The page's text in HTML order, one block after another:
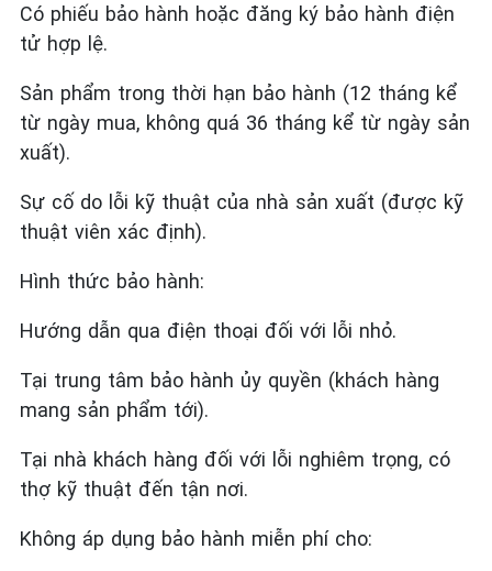
Có phiếu bảo hành hoặc đăng ký bảo hành điện
tử hợp lệ.
Sản phẩm trong thời hạn bảo hành (12 tháng kể
từ ngày mua, không quá 36 tháng kể từ ngày sản
xuất).
Sự cố do lỗi kỹ thuật của nhà sản xuất (được kỹ
thuật viên xác định).
Hình thức bảo hành:
Hướng dẫn qua điện thoại đối với lỗi nhỏ.
Tại trung tâm bảo hành ủy quyền (khách hàng
mang sản phẩm tới).
Tại nhà khách hàng đối với lỗi nghiêm trọng, có
thợ kỹ thuật đến tận nơi.
Không áp dụng bảo hành miễn phí cho: